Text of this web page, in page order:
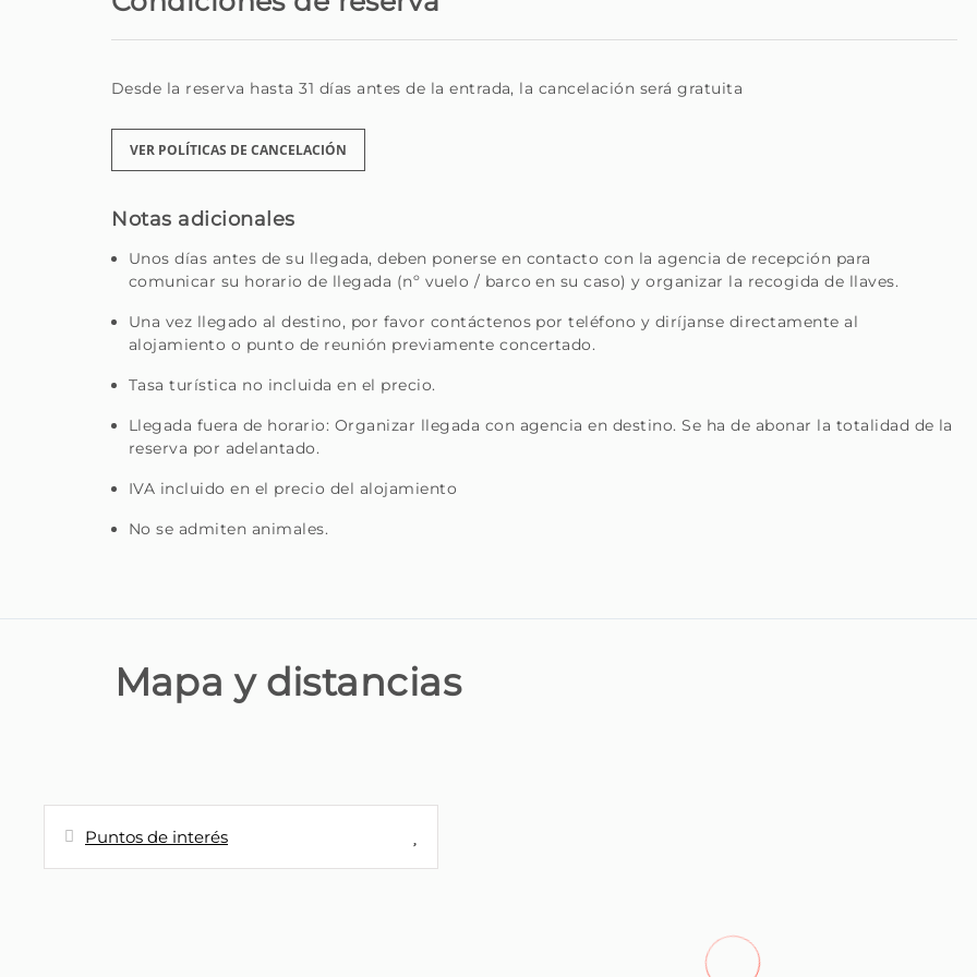
Además del confort y la hospitalidad, también ofrecemos, bajo solicitud, servicios adicionales como
alquiler de coches, reserva de actividades, experiencias personalizadas y mucho más - todo para que
pueda disfrutar de Madeira al máximo.
dedicación, está en el lugar correcto.
Amigo - Tu casa lejos de casa, en la hermosa isla de Madeira
Desde la reserva hasta 31 días antes de la entrada, la cancelación será gratuita
VER POLÍTICAS DE CANCELACIÓN
Notas adicionales
Unos días antes de su llegada, deben ponerse en contacto con la agencia de recepción para
comunicar su horario de llegada (nº vuelo / barco en su caso) y organizar la recogida de llaves.
Una vez llegado al destino, por favor contáctenos por teléfono y diríjanse directamente al
alojamiento o punto de reunión previamente concertado.
Tasa turística no incluida en el precio.
Llegada fuera de horario: Organizar llegada con agencia en destino. Se ha de abonar la totalidad de la
reserva por adelantado.
IVA incluido en el precio del alojamiento
No se admiten animales.
Mapa y distancias
Puntos de interés